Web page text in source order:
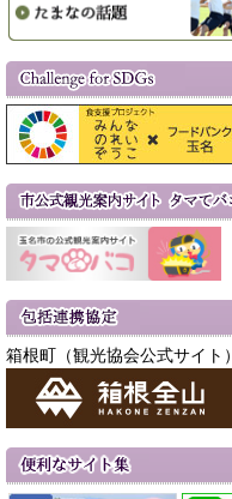
箱根町（観光協会公式サイト）